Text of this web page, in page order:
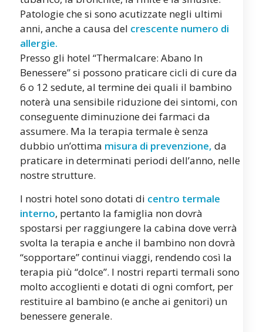
Patologie che si sono acutizzate negli ultimi
anni, anche a causa del crescente numero di
allergie.
Presso gli hotel “Thermalcare: Abano In
Benessere” si possono praticare cicli di cure da
6 o 12 sedute, al termine dei quali il bambino
noterà una sensibile riduzione dei sintomi, con
conseguente diminuzione dei farmaci da
assumere. Ma la terapia termale è senza
dubbio un’ottima misura di prevenzione, da
praticare in determinati periodi dell’anno, nelle
nostre strutture.
I nostri hotel sono dotati di centro termale
interno, pertanto la famiglia non dovrà
spostarsi per raggiungere la cabina dove verrà
svolta la terapia e anche il bambino non dovrà
“sopportare” continui viaggi, rendendo così la
terapia più “dolce”. I nostri reparti termali sono
molto accoglienti e dotati di ogni comfort, per
restituire al bambino (e anche ai genitori) un
benessere generale.